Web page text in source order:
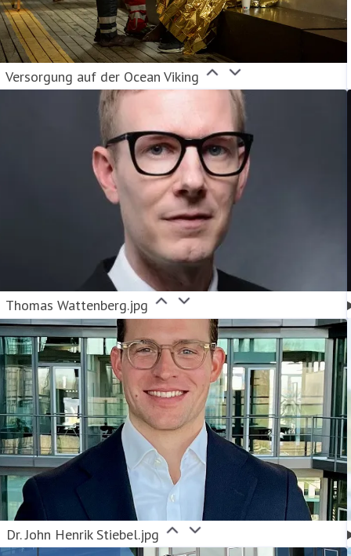
Versorgung auf der Ocean Viking
Thomas Wattenberg.jpg
Dr. John Henrik Stiebel.jpg